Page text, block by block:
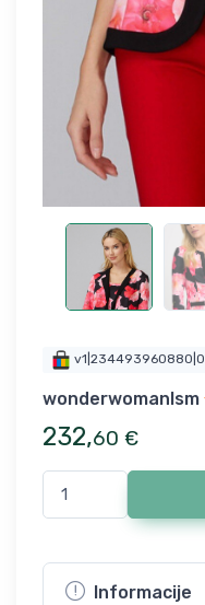
v1|234493960880|0
wonderwomanlsm
232,60 €
Informacije